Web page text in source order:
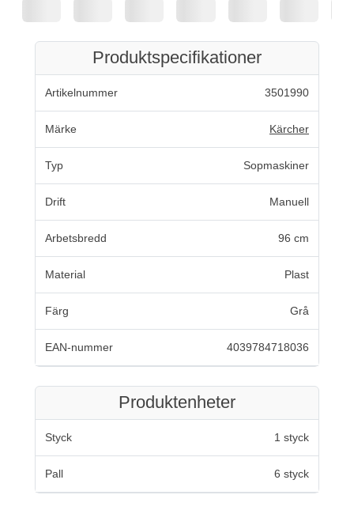
Produktspecifikationer
Artikelnummer 3501990
Märke Kärcher
Typ Sopmaskiner
Drift Manuell
Arbetsbredd 96 cm
Material Plast
Färg Grå
EAN-nummer 4039784718036
Produktenheter
Styck 1 styck
Pall 6 styck